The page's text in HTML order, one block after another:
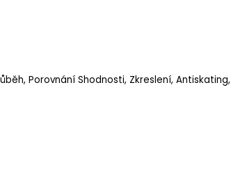
Porovnání Shodnosti, Zkreslení, Antiskating,